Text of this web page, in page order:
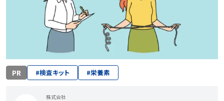
PR #検査キット #栄養素
株式会社